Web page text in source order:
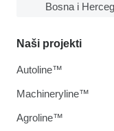
Bosna i
Naši projekti
Autoline™
Machineryline™
Agroline™